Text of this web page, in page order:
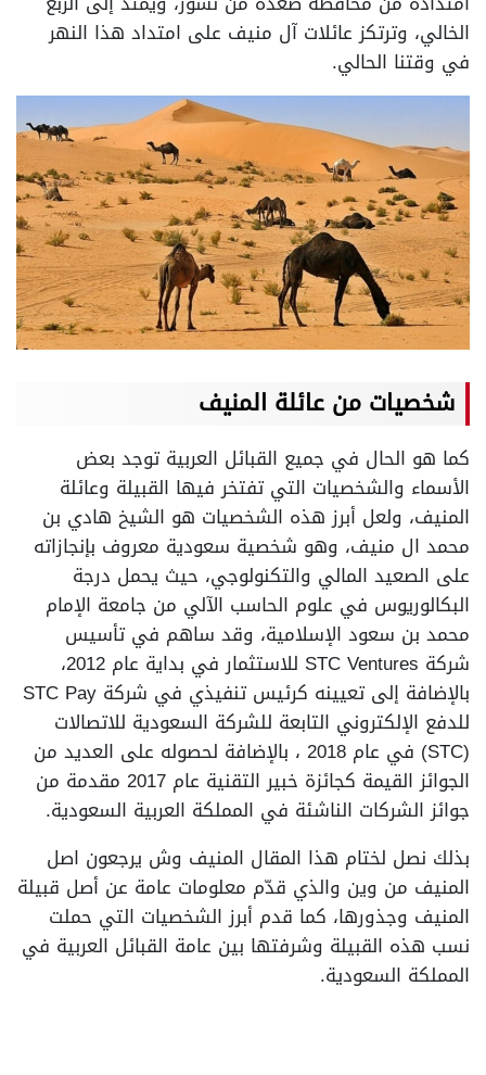
الخالي، وترتكز عائلات آل منيف على امتداد هذا النهر
في وقتنا الحالي.
شخصيات من عائلة المنيف
كما هو الحال في جميع القبائل العربية توجد بعض
الأسماء والشخصيات التي تفتخر فيها القبيلة وعائلة
المنيف، ولعل أبرز هذه الشخصيات هو الشيخ هادي بن
محمد ال منيف، وهو شخصية سعودية معروف بإنجازاته
على الصعيد المالي والتكنولوجي، حيث يحمل درجة
البكالوريوس في علوم الحاسب الآلي من جامعة الإمام
محمد بن سعود الإسلامية، وقد ساهم في تأسيس
شركة STC Ventures للاستثمار في بداية عام 2012،
بالإضافة إلى تعيينه كرئيس تنفيذي في شركة STC Pay
للدفع الإلكتروني التابعة للشركة السعودية للاتصالات
(STC) في عام 2018 ، بالإضافة لحصوله على العديد من
الجوائز القيمة كجائزة خبير التقنية عام 2017 مقدمة من
جوائز الشركات الناشئة في المملكة العربية السعودية.
بذلك نصل لختام هذا المقال المنيف وش يرجعون اصل
المنيف من وين والذي قدّم معلومات عامة عن أصل قبيلة
المنيف وجذورها، كما قدم أبرز الشخصيات التي حملت
نسب هذه القبيلة وشرفتها بين عامة القبائل العربية في
المملكة السعودية.